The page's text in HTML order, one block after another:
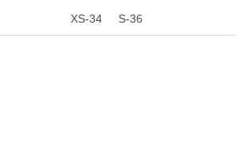
XS-34 S-36